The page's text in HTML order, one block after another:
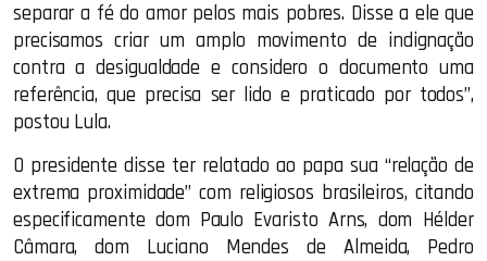
separar a fé do amor pelos mais pobres. Disse a ele que
precisamos criar um amplo movimento de indignação
contra a desigualdade e considero o documento uma
referência, que precisa ser lido e praticado por todos”,
postou Lula.
O presidente disse ter relatado ao papa sua “relação de
extrema proximidade” com religiosos brasileiros, citando
especificamente dom Paulo Evaristo Arns, dom Hélder
Câmara, dom Luciano Mendes de Almeida, Pedro